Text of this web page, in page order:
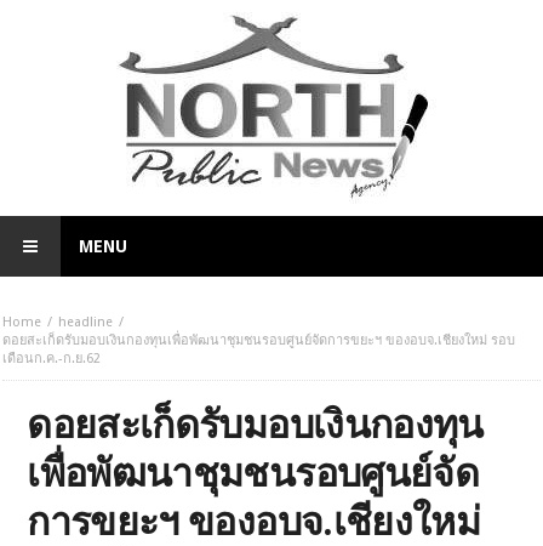
MENU
Home
headline
ดอยสะเก็ดรับมอบเงินกองทุนเพื่อพัฒนาชุมชนรอบศูนย์จัดการขยะฯ ของอบจ.เชียงใหม่ รอบ
เดือนก.ค.-ก.ย.62
ดอยสะเก็ดรับมอบเงินกองทุน
เพื่อพัฒนาชุมชนรอบศูนย์จัด
การขยะฯ ของอบจ.เชียงใหม่